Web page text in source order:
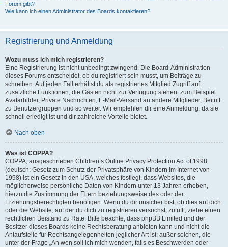
Forum gibt?
Wie kann ich einen Administrator des Boards kontaktieren?
Registrierung und Anmeldung
Wozu muss ich mich registrieren?
Eine Registrierung ist nicht unbedingt zwingend. Die Board-Administration
dieses Forums entscheidet, ob du registriert sein musst, um Beiträge zu
schreiben. Auf jeden Fall erhältst du als registriertes Mitglied Zugriff auf
zusätzliche Funktionen, die Gästen nicht zur Verfügung stehen: zum Beispiel
Avatarbilder, Private Nachrichten, E-Mail-Versand an andere Mitglieder, Beitritt
zu Benutzergruppen und so weiter. Wir empfehlen dir eine Anmeldung, da sie
schnell erledigt ist und dir zahlreiche Vorteile bietet.
Nach oben
Was ist COPPA?
COPPA, ausgeschrieben Children’s Online Privacy Protection Act of 1998
(deutsch: Gesetz zum Schutz der Privatsphäre von Kindern im Internet von
1998) ist ein Gesetz in den USA, welches festlegt, dass Websites, die
möglicherweise persönliche Daten von Kindern unter 13 Jahren erheben,
hierzu die Zustimmung der Eltern beziehungsweise des oder der
Erziehungsberechtigten benötigen. Wenn du dir unsicher bist, ob dies auf dich
oder die Website, auf der du dich zu registrieren versuchst, zutrifft, ziehe einen
rechtlichen Beistand zu Rate. Bitte beachte, dass phpBB Limited und der
Besitzer dieses Boards keine Rechtsberatung anbieten kann und nicht die
Anlaufstelle für Rechtsangelegenheiten jeglicher Art ist; außer solchen, die
unter der Frage „An wen soll ich mich wenden, falls es Beschwerden oder